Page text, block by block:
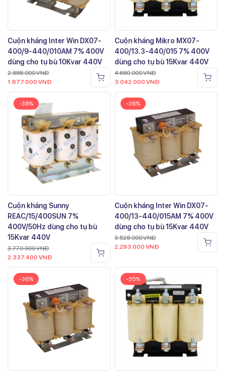
Cuộn kháng Inter Win DX07-
400/9-440/010AM 7% 400V
dùng cho tụ bù 10Kvar 440V
2.888.000VNĐ
1.877.000 VNĐ
Cuộn kháng Mikro MX07-
400/13.3-440/015 7% 400V
dùng cho tụ bù 15Kvar 440V
4.680.000VNĐ
3.042.000 VNĐ
-38%
Cuộn kháng Sunny
REAC/15/400SUN 7%
400V/50Hz dùng cho tụ bù
15Kvar 440V
3.770.000VNĐ
2.337.400 VNĐ
-36%
Cuộn kháng Inter Win DX07-
400/13-440/015AM 7% 400V
dùng cho tụ bù 15Kvar 440V
3.528.000VNĐ
2.293.000 VNĐ
-36% -35%